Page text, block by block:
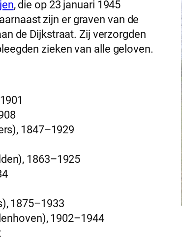
, die op 23 januari 1945
zijn er graven van de
de Dijkstraat. Zij verzorgden
zieken van alle geloven.
1847–1929
1863–1925
1875–1933
1902–1944